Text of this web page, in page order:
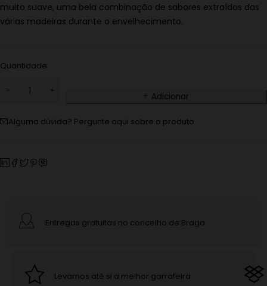
muito suave, uma bela combinação de sabores extraídos das
várias madeiras durante o envelhecimento.
Quantidade
Adicionar
Alguma dúvida? Pergunte aqui sobre o produto
Entregas gratuitas no concelho de Braga
Levamos até si a melhor garrafeira